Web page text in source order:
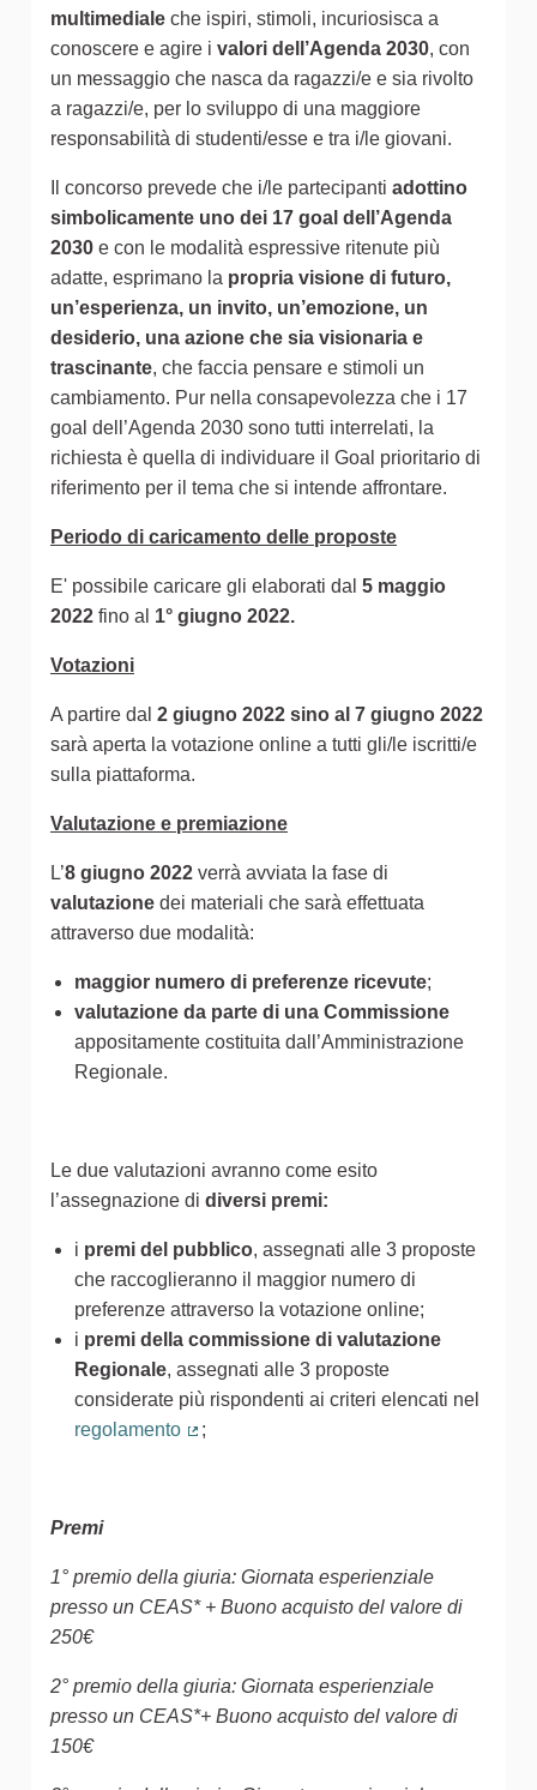
multimediale che ispiri, stimoli, incuriosisca a
conoscere e agire i valori dell’Agenda 2030, con
un messaggio che nasca da ragazzi/e e sia rivolto
a ragazzi/e, per lo sviluppo di una maggiore
responsabilità di studenti/esse e tra i/le giovani.
Il concorso prevede che i/le partecipanti adottino
simbolicamente uno dei 17 goal dell’Agenda
2030 e con le modalità espressive ritenute più
adatte, esprimano la propria visione di futuro,
un’esperienza, un invito, un’emozione, un
desiderio, una azione che sia visionaria e
trascinante, che faccia pensare e stimoli un
cambiamento. Pur nella consapevolezza che i 17
goal dell’Agenda 2030 sono tutti interrelati, la
richiesta è quella di individuare il Goal prioritario di
riferimento per il tema che si intende affrontare.
Periodo di caricamento delle proposte
E' possibile caricare gli elaborati dal 5 maggio
2022 fino al 1° giugno 2022.
Votazioni
A partire dal 2 giugno 2022 sino al 7 giugno 2022
sarà aperta la votazione online a tutti gli/le iscritti/e
sulla piattaforma.
Valutazione e premiazione
L’8 giugno 2022 verrà avviata la fase di
valutazione dei materiali che sarà effettuata
attraverso due modalità:
maggior numero di preferenze ricevute;
valutazione da parte di una Commissione
appositamente costituita dall’Amministrazione
Regionale.
Le due valutazioni avranno come esito
l’assegnazione di diversi premi:
i premi del pubblico, assegnati alle 3 proposte
che raccoglieranno il maggior numero di
preferenze attraverso la votazione online;
i premi della commissione di valutazione
Regionale, assegnati alle 3 proposte
considerate più rispondenti ai criteri elencati nel
regolamento
;
Premi
1° premio della giuria: Giornata esperienziale
presso un CEAS* + Buono acquisto del valore di
250€
2° premio della giuria: Giornata esperienziale
presso un CEAS*+ Buono acquisto del valore di
150€